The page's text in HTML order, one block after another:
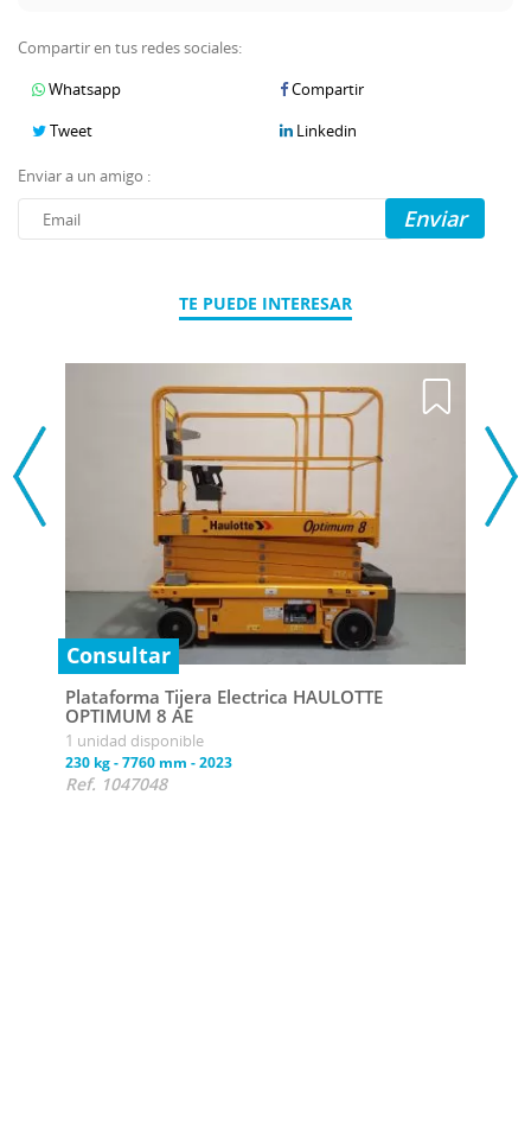
Compartir en tus redes sociales:
Whatsapp
Compartir
Tweet
Linkedin
Enviar a un amigo :
Enviar
TE PUEDE INTERESAR
Consultar
Plataforma Tijera Electrica HAULOTTE
OPTIMUM 8 AE
1 unidad disponible
230 kg-7760 mm -2023
Ref. 1047048